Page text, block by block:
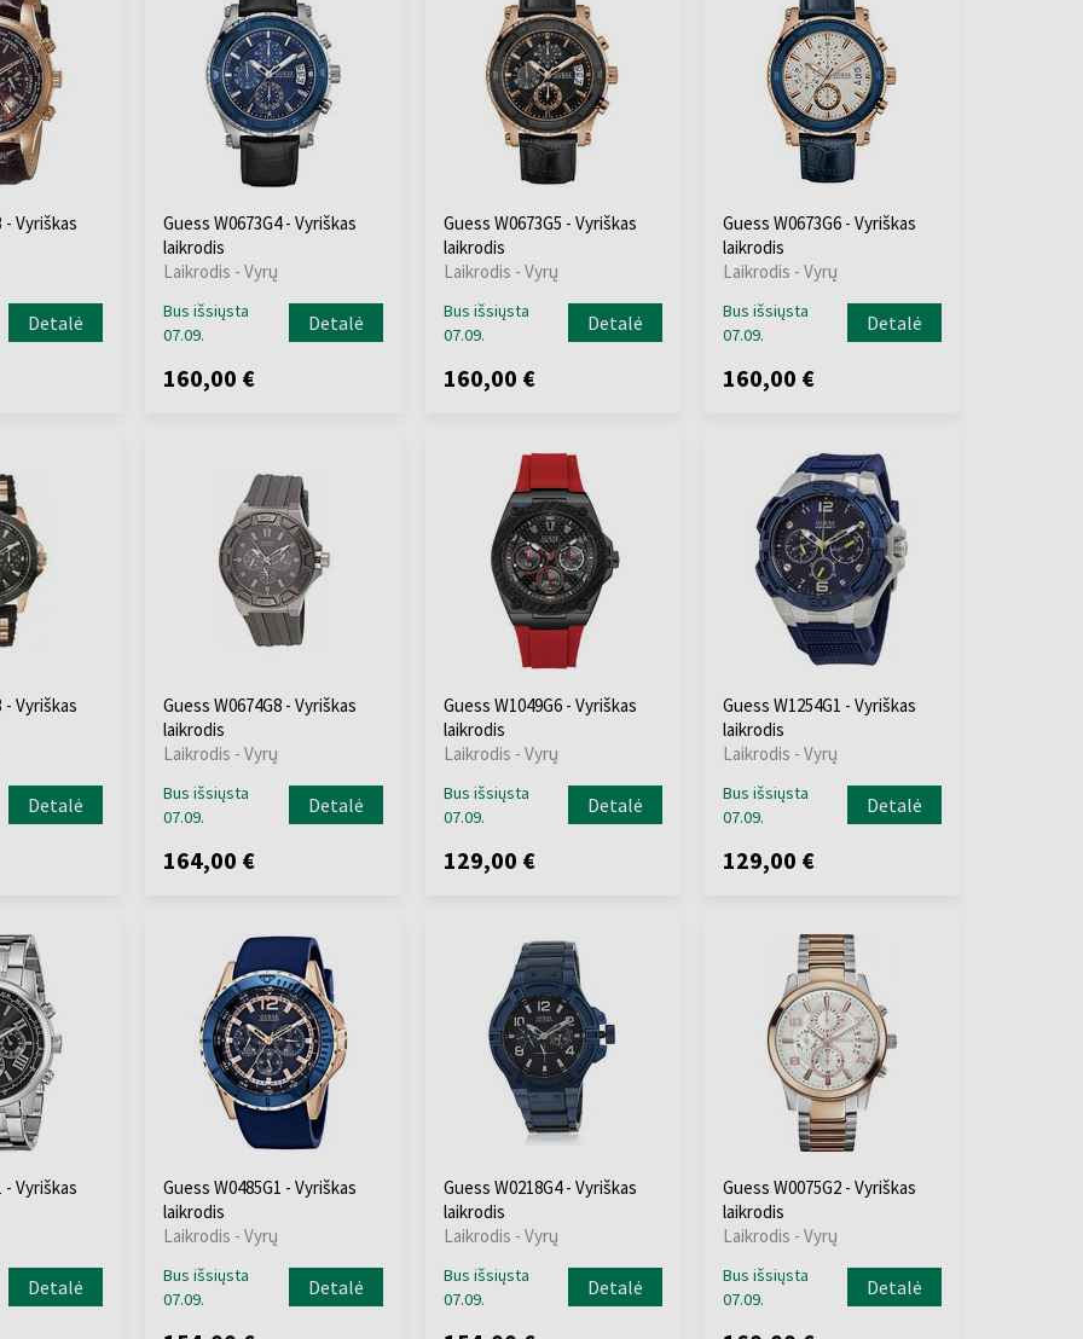
- Vyriškas
Detalė
Guess W0673G4 - Vyriškas
laikrodis
Laikrodis - Vyrų
Bus išsiųsta
07.09.
Detalė
160,00 €
Guess W0673G5 - Vyriškas
laikrodis
Laikrodis - Vyrų
Bus išsiųsta
07.09.
Detalė
160,00 €
Guess W0673G6 - Vyriškas
laikrodis
Laikrodis - Vyrų
Bus išsiųsta
07.09.
Detalė
160,00 €
- Vyriškas
Detalė
Guess W0674G8 - Vyriškas
laikrodis
Laikrodis - Vyrų
Bus išsiųsta
07.09.
Detalė
164,00 €
Guess W1049G6 - Vyriškas
laikrodis
Laikrodis - Vyrų
Bus išsiųsta
07.09.
Detalė
129,00 €
Guess W1254G1 - Vyriškas
laikrodis
Laikrodis - Vyrų
Bus išsiųsta
07.09.
Detalė
129,00 €
- Vyriškas
Detalė
Guess W0485G1 - Vyriškas
laikrodis
Laikrodis - Vyrų
Bus išsiųsta
07.09.
Detalė
Guess W0218G4 - Vyriškas
laikrodis
Laikrodis - Vyrų
Bus išsiųsta
07.09.
Detalė
Guess W0075G2 - Vyriškas
laikrodis
Laikrodis - Vyrų
Bus išsiųsta
07.09.
Detalė